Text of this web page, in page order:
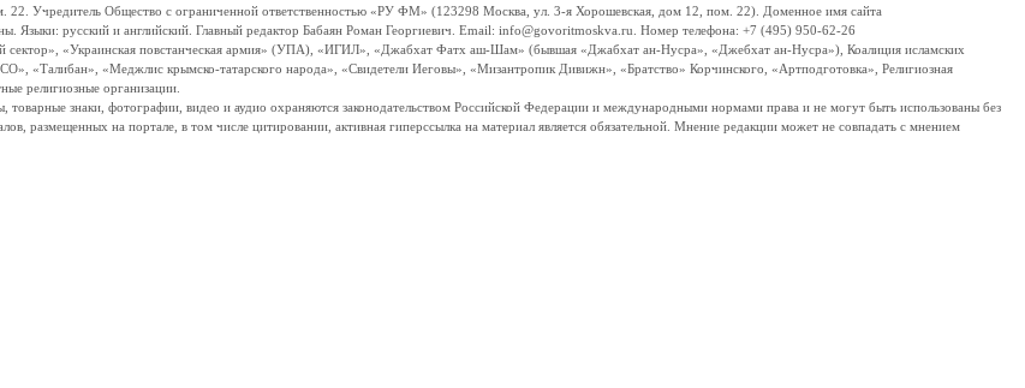
Учредитель Общество с ограниченной ответственностью «РУ ФМ» (123298 Москва, ул. 3-я Хорошевская, дом 12, пом. 22). Доменное имя сайта
Языки: русский и английский. Главный редактор Бабаян Роман Георгиевич. Email: info@govoritmoskva.ru. Номер телефона: +7 (495) 950-62-26
сектор», «Украинская повстанческая армия» (УПА), «ИГИЛ», «Джабхат Фатх аш-Шам» (бывшая «Джабхат ан-Нусра», «Джебхат ан-Нусра»), Коалиция исламских
«Меджлис крымско-татарского народа», «Свидетели Иеговы», «Мизантропик Дивижн», «Братство» Корчинского, «Артподготовка», Религиозная
религиозные организации.
знаки, фотографии, видео и аудио охраняются законодательством Российской Федерации и международными нормами права и не могут быть использованы без
размещенных на портале, в том числе цитировании, активная гиперссылка на материал является обязательной. Мнение редакции может не совпадать с мнением